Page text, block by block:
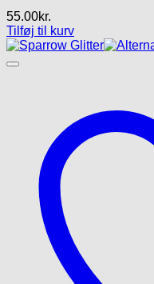
55.00kr.
Tilføj til kurv